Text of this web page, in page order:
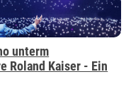
unterm
Roland Kaiser - Ein